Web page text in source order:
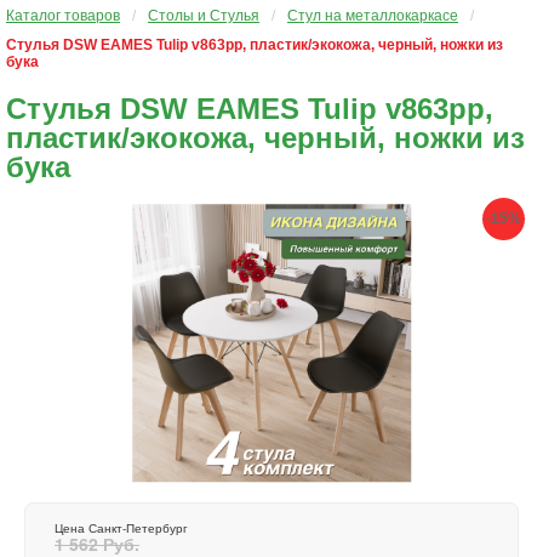
Каталог товаров / Столы и Стулья / Cтул на металлокаркасе
/
Стулья DSW EAMES Tulip v863pp, пластик/экокожа, черный, ножки из
бука
Стулья DSW EAMES Tulip v863pp,
пластик/экокожа, черный, ножки из
бука
-15%
Цена Санкт-Петербург
1 562 Руб.